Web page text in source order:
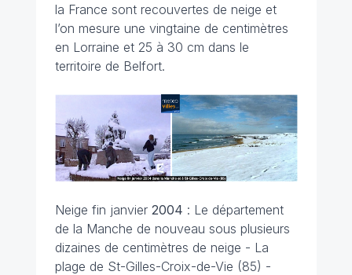
la France sont recouvertes de neige et
l’on mesure une vingtaine de centimètres
en Lorraine et 25 à 30 cm dans le
territoire de Belfort.
Neige fin janvier2004 : Le département
de la Manche de nouveau sous plusieurs
dizaines de centimètres de neige - La
plage de St-Gilles-Croix-de-Vie (85) -